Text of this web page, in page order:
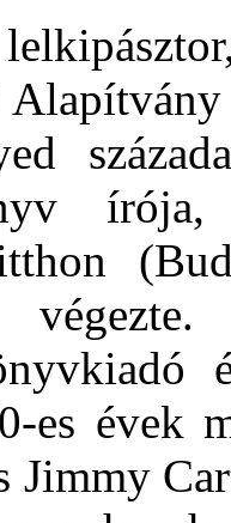
es évek
Jimmy